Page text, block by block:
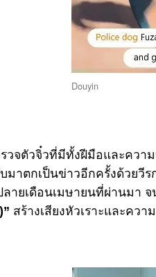
Douyin
วจตัวจิ๋วที่มีทั้งฝีมือและควา
มาตกเป็นข่าวอีกครั้งด้วยวี
ลายเดือนเมษายนที่ผ่านมา
สร้างเสียงหัวเราะและคว